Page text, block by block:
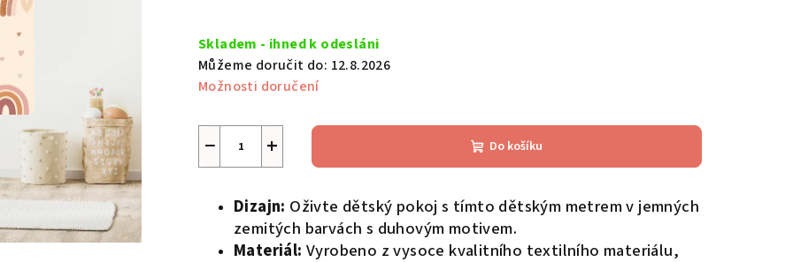
hvězdiček.
cena:
Skladem - ihned k odesláni
Můžeme doručit do: 12.8.2026
Možnosti doručení
+
− Do košíku
Dizajn: Oživte dětský pokoj s tímto dětským metrem v jemných
zemitých barvách s duhovým motivem.
Materiál: Vyrobeno z vysoce kvalitního textilního materiálu,